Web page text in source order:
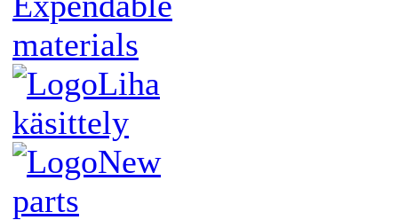
materials
Liha
käsittely
New
parts